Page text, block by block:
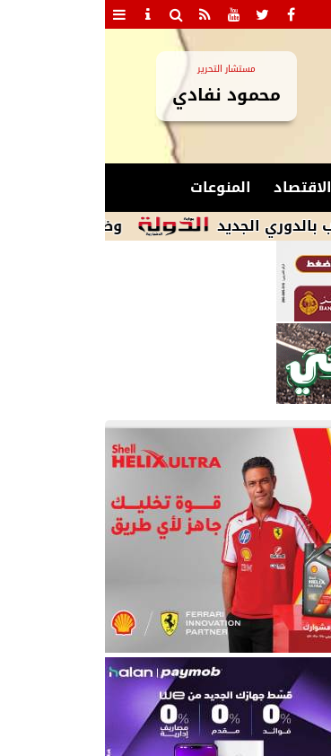
مستشار التحرير
محمود نفادي
الاقتصاد
المنوعات
وظائف خالية.. وزارة